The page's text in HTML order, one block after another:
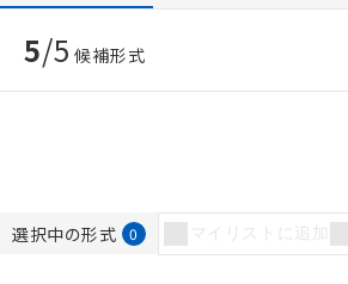
5/5 候補形式
選択中の形式 0 マイリストに追加